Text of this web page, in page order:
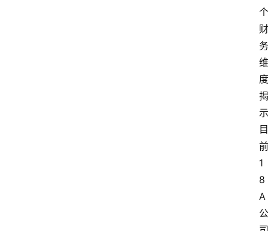
个
财
务
维
度
揭
示
目
前
1
8
A
公